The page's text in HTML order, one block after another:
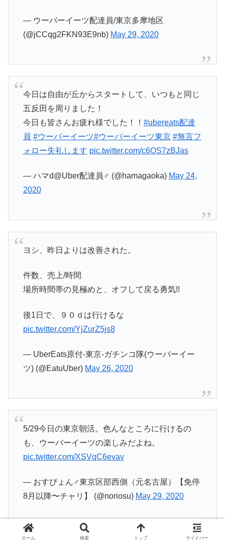
— ウーバーイーツ配達員/東京多摩地区
(@jCCqg2FKN93E9nb) May 29, 2020
今日は自由が丘からスタートして、いつもと同じ
五反田を周りました！
今日も皆さんお疲れ様でした！！ #ubereats配達
員 #ウーバーイーツ#ウーバーイーツ東京 #無言フ
ォロー失礼します pic.twitter.com/c6OS7zBJas
— ハマd@Uber配達員‍♂️ (@hamagaoka) May 24,
2020
ヨシ、昨日よりは改善された。
件数、売上/時間
場所時間帯の見極めと、オフして戻る勇気!!
後1日で、９０ｄは行けるな
pic.twitter.com/YjZurZ5js8
— UberEats原付-東京-ガチンコ隊(ウーバーイー
ツ) (@EatuUber) May 26, 2020
5/29今日の東京朝活。色んなところに行けるの
も、ウーバーイーツの楽しみだよね。
pic.twitter.com/XSVqC6evav
— おすぴょん♂東京区部西側（元名古屋）【免停
8月以降〜チャリ】 (@noriosu) May 29, 2020
ホーム 検索 トップ サイドバー